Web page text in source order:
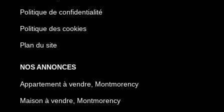
Politique de confidentialité
Politique des cookies
Plan du site
NOS ANNONCES
Appartement à vendre, Montmorency
Maison à vendre, Montmorency